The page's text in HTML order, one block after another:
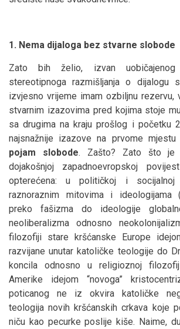
1. Nema dijaloga bez stvarne slobode
Zato bih želio, izvan
stereotipnoga razmišljanja o dijalogu
izvjesno vrijeme imam ozbiljnu rezervu,
stvarnim izazovima pred kojima stoje
sa drugima na kraju prošlog i početku
najsnažnije izazove na prvome
pojam slobode. Zašto? Zato što je
dojakošnjoj zapadnoevropskoj
opterećena: u političkoj i socijalnoj
raznoraznim mitovima i ideologijama
preko fašizma do ideologije
neoliberalizma odnosno
filozofiji stare kršćanske Europe
razvijane unutar katoličke teologije do
koncila odnosno u religioznoj
Amerike idejom “novoga”
poticanog ne iz okvira katoličke
teologija novih kršćanskih crkava koje
niču kao pecurke poslije kiše. Naime,